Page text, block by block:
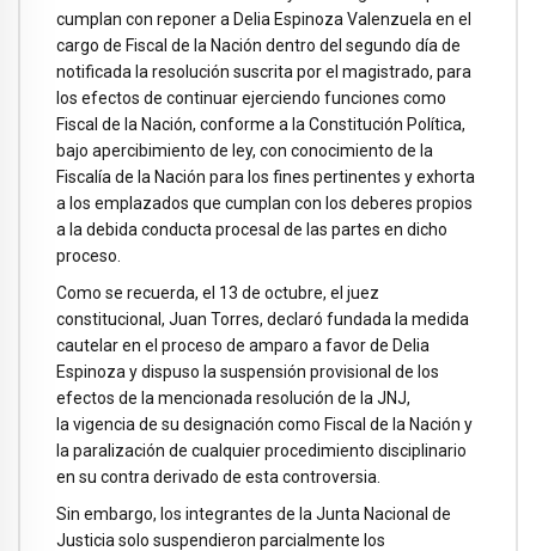
cumplan con reponer a Delia Espinoza Valenzuela en el
cargo de Fiscal de la Nación dentro del segundo día de
notificada la resolución suscrita por el magistrado, para
los efectos de continuar ejerciendo funciones como
Fiscal de la Nación, conforme a la Constitución Política,
bajo apercibimiento de ley, con conocimiento de la
Fiscalía de la Nación para los fines pertinentes y exhorta
a los emplazados que cumplan con los deberes propios
a la debida conducta procesal de las partes en dicho
proceso.
Como se recuerda, el 13 de octubre, el juez
constitucional, Juan Torres, declaró fundada la medida
cautelar en el proceso de amparo a favor de Delia
Espinoza y dispuso la suspensión provisional de los
efectos de la mencionada resolución de la JNJ,
la vigencia de su designación como Fiscal de la Nación y
la paralización de cualquier procedimiento disciplinario
en su contra derivado de esta controversia.
Sin embargo, los integrantes de la Junta Nacional de
Justicia solo suspendieron parcialmente los